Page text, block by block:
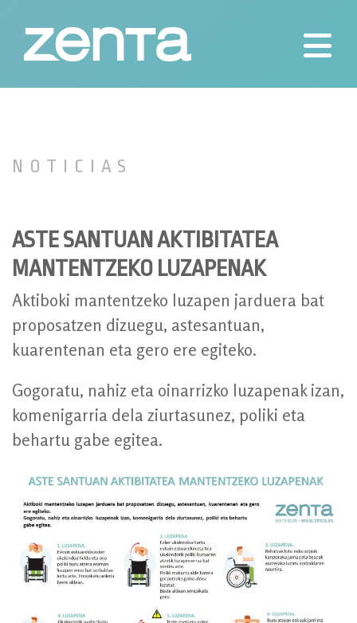
NOTICIAS
ASTE SANTUAN AKTIBITATEA
MANTENTZEKO LUZAPENAK
Aktiboki mantentzeko luzapen jarduera bat
proposatzen dizuegu, astesantuan,
kuarentenan eta gero ere egiteko.
Gogoratu, nahiz eta oinarrizko luzapenak izan,
komenigarria dela ziurtasunez, poliki eta
behartu gabe egitea.